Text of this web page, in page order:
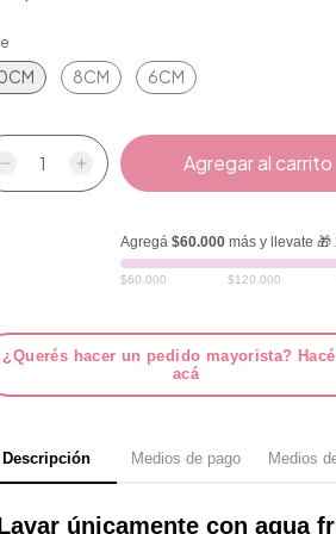
8CM 6CM
Agregá $60.000 más y llevate 🎁
$60.000 $120.000
¿Querés hacer un pedido mayorista?
acá
Descripción Medios de pago Medios
únicamente con agua